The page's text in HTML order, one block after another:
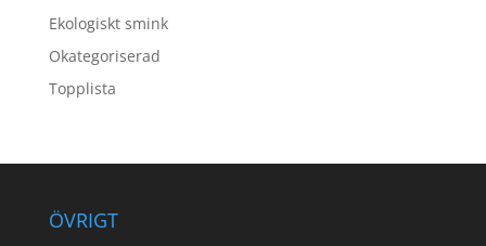
Ekologiskt smink
Okategoriserad
Topplista
ÖVRIGT